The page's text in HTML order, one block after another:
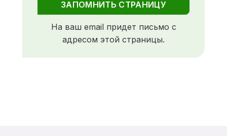
ЗАПОМНИТЬ СТРАНИЦУ
На ваш email придет письмо с
адресом этой страницы.